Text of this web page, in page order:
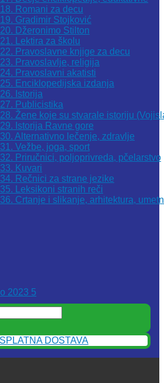
18. Romani za decu
19. Gradimir Stojković
20. Džeronimo Stilton
21. Lektira za školu
22. Pravoslavne knjige za decu
23. Pravoslavlje, religija
24. Pravoslavni akatisti
25. Enciklopedijska izdanja
26. Istorija
27. Publicistika
28. Žene koje su stvarale istoriju
29. Istorija Ravne gore
30. Alternativno lečenje, zdravlje
31. Vežbe, joga, sport
32. Priručnici, poljoprivreda, pčelarstvo
33. Kuvari
34. Rečnici za strane jezike
35. Leksikoni stranih reči
36. Crtanje i slikanje, arhitektura,